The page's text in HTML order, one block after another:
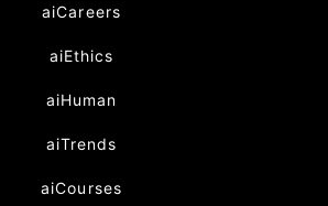
aiCareers
aiEthics
aiHuman
aiTrends
aiCourses